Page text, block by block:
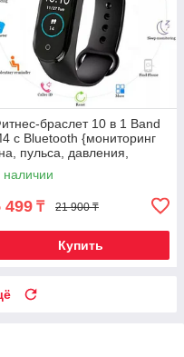
браслет 10 в 1 Band
с Bluetooth {мониторинг
пульса, давления,
кислорода,
наличии
499 ₸ 21 900 ₸
Купить